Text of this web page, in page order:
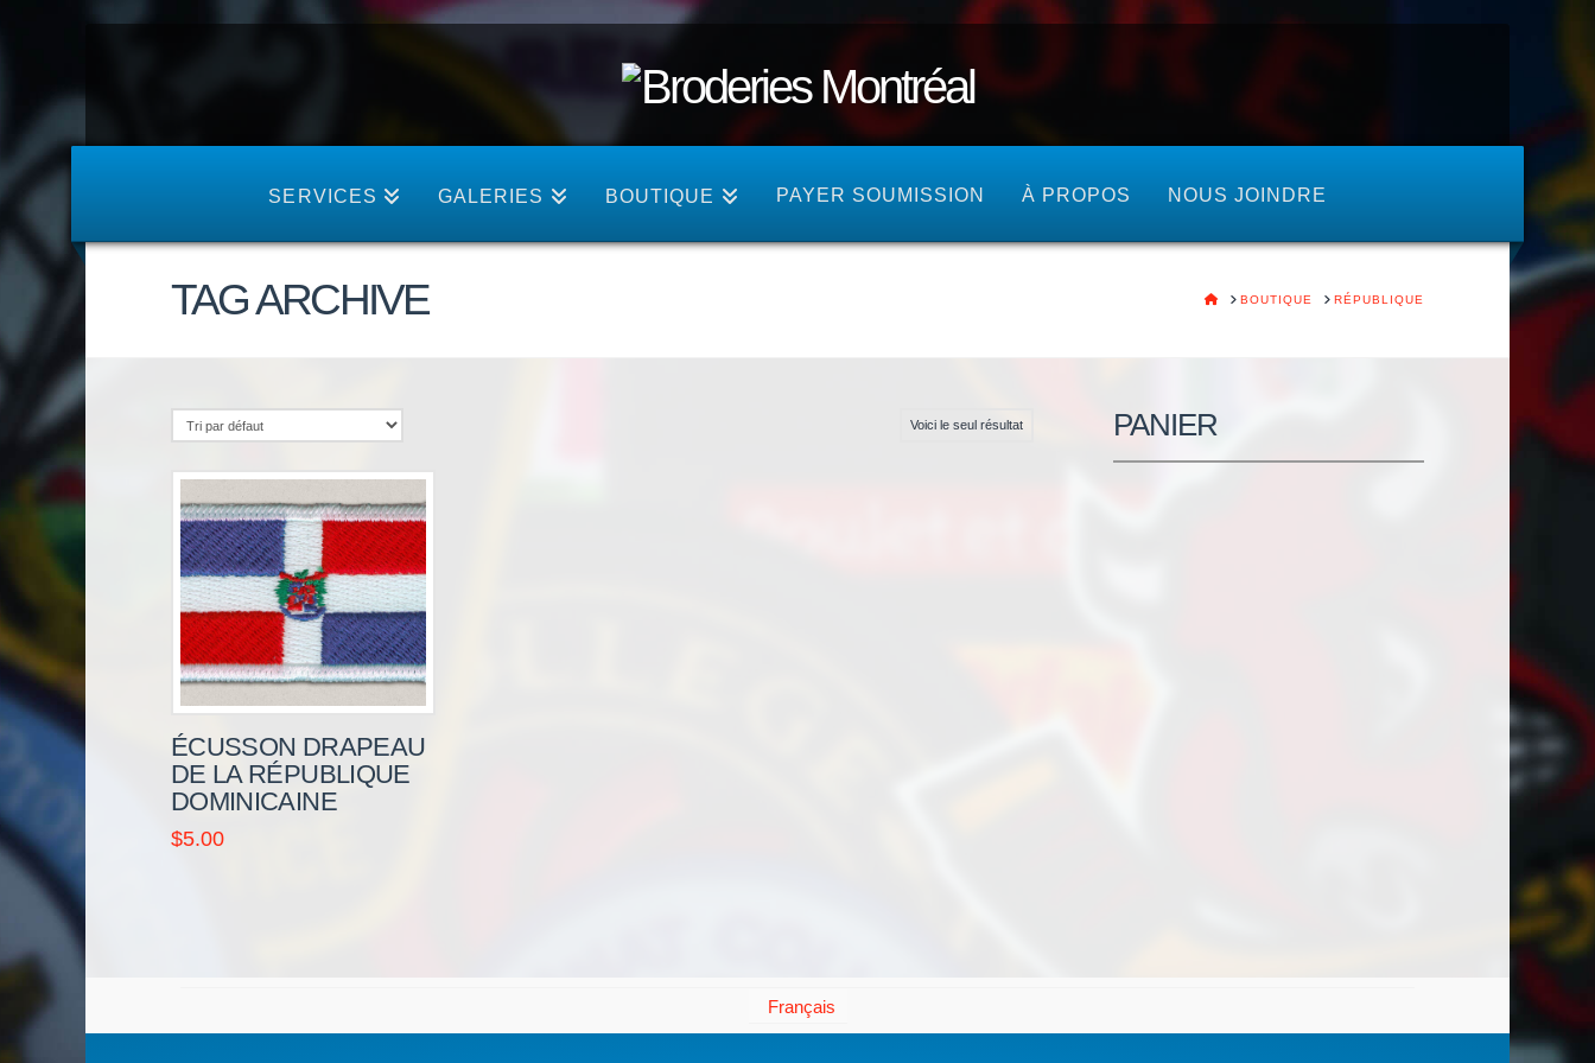
SERVICES GALERIES BOUTIQUE PAYER SOUMISSION À PROPOS NOUS JOINDRE
TAG ARCHIVE HOMEBOUTIQUE RÉPUBLIQUE
Voici le seul résultat
ÉCUSSON DRAPEAU
DE LA RÉPUBLIQUE
DOMINICAINE
$5.00
PANIER
Français